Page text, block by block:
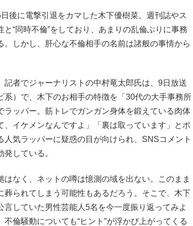
後に電撃引退をカマした木下優樹菜。週刊誌やス
“同時不倫”をしており、あまりの乱倫ぶりに事務
。しかし、肝心な不倫相手の名前は諸般の事情から
者でジャーナリストの中村竜太郎氏は、9日放送
系）で、木下のお相手の特徴を「30代の大手事務所
ラッパー。筋トレでガンガン身体を鍛えている肉体
、イケメンなんですよ」「裏は取っています」とポ
人気ラッパーに疑惑の目が向けられ、SNSコメント
している。
なく、ネットの噂は憶測の域を出ない。このまま
葬られてしまう可能性もあるだろう。そこで、木下
言していた男性芸能人5名を今一度振り返ってみよ
倫騒動についても“ヒント”が浮かび上がってくる